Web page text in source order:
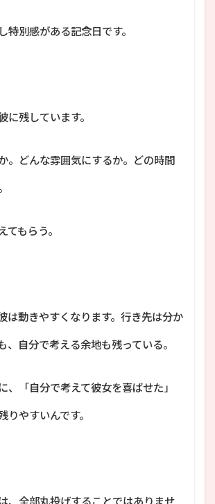
特別感がある記念日です。
に残しています。
。どんな雰囲気にするか。どの時間
てもらう。
は動きやすくなります。行き先は分か
、自分で考える余地も残っている。
、「自分で考えて彼女を喜ばせた」
りやすいんです。
、全部丸投げすることではありませ